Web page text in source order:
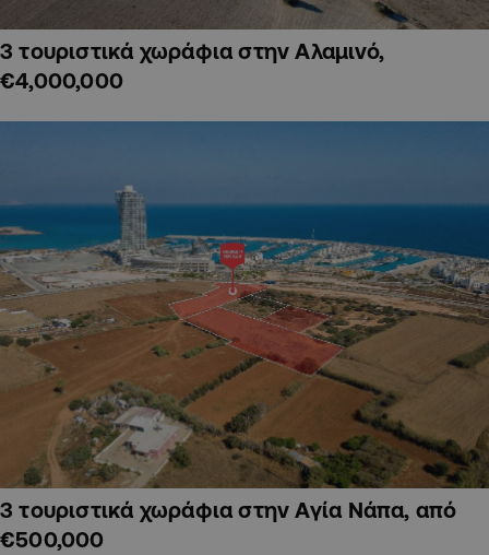
3 τουριστικά χωράφια στην Αλαμινό,
€4,000,000
3 τουριστικά χωράφια στην Αγία Νάπα, από
€500,000